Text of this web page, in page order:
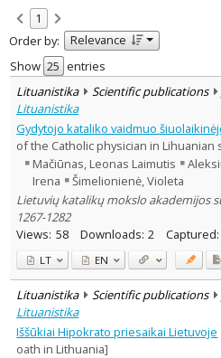
Refine
Open access
Scientific publications 2
Document Type:
Journal articles 2
Subject area
Sociology 2
Text language
Country of publication
Historical periods
Lithuanian place names
Subject
Journal
1
Order by:
Relevance
Show
entries
Lituanistika
Scientific publications
Lituanistika
Gydytojo kataliko vaidmuo
of the Catholic physician in Lihuanian
Mačiūnas, Leonas Laimutis
Irena
Šimelionienė, Violeta
Lietuvių katalikų mokslo akademijos
1267-1282
Views: 58 Downloads: 2 Captured:
LT EN
Lituanistika Scientific publications
Lituanistika
Iššūkiai Hipokrato priesaikai Lietuvoje
oath in Lithuania]